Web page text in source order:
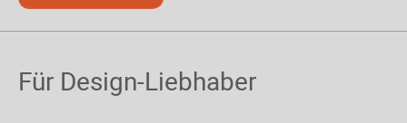
Für Design-Liebhaber